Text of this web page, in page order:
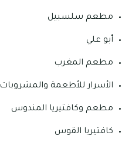
مطعم سلسبيل
أبو علي
مطعم المغرب
الأسرار للأطعمة والمشروبات
مطعم وكافتيريا المندوس
كافتيريا القوس